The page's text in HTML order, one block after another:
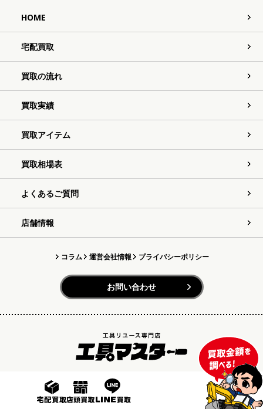
HOME
宅配買取
買取の流れ
買取実績
買取アイテム
買取相場表
よくあるご質問
店舗情報
コラム 運営会社情報 プライバシーポリシー
お問い合わせ
Copyright (C) 2023 工具マスター All rights reserved.